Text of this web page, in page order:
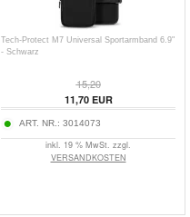
Tech-Protect M7 Universal Sportarmband 6.9"
- Schwarz
15,20
11,70EUR
ART. NR.: 3014073
inkl. 19 % MwSt. zzgl.
VERSANDKOSTEN